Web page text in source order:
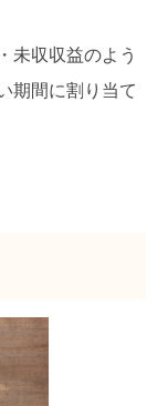
未収収益のよう
期間に割り当て